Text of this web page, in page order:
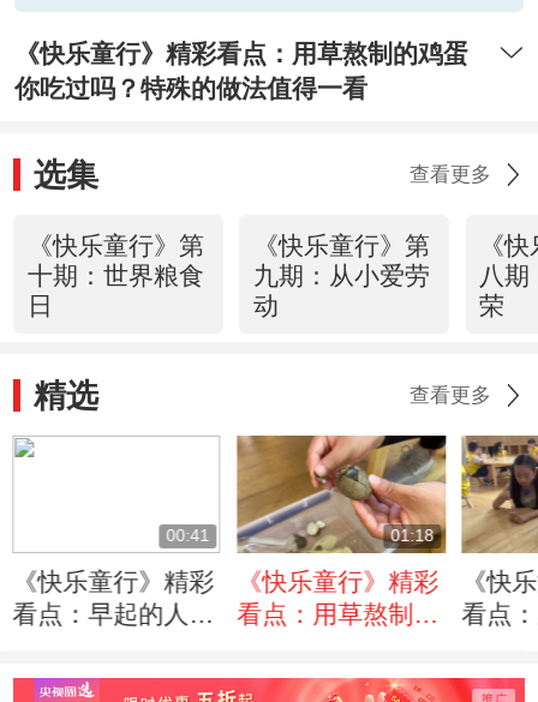
《快乐童行》精彩看点：用草熬制的鸡蛋
你吃过吗？特殊的做法值得一看
选集 查看更多
《快乐童行》第
十期：世界粮食
日
《快乐童行》第
九期：从小爱劳
动
《
八
荣
精选 查看更多
00:41
《快乐童行》精彩
看点：早起的人们
吉余村的一天，从
01:18
《快乐童行》精彩
看点：用草熬制的
殊的做法值得一看
《快
看点
杨，